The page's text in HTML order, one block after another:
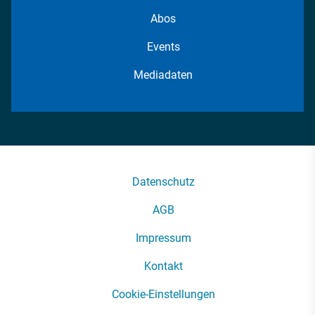
Abos
Events
Mediadaten
Datenschutz
AGB
Impressum
Kontakt
Cookie-Einstellungen